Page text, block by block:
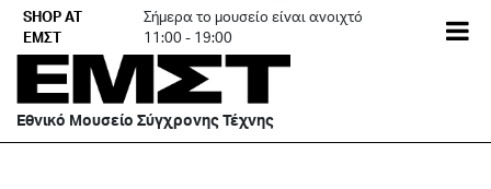
Skip
content
SHOP AT
ΕΜΣΤ
Σήμερα το μουσείο είναι ανοιχτό
11:00 - 19:00
Εθνικό Μουσείο Σύγχρονης Τέχνης